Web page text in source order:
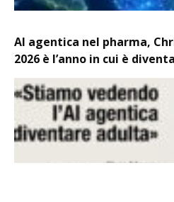
AI agentica nel pharma,
2026 è l’anno in cui è